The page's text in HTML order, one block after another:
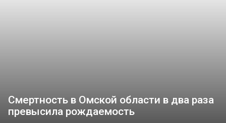
Смертность в Омской области в два раза
превысила рождаемость